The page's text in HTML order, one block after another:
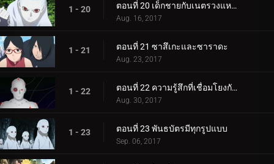
1 - 20 ตอนที่ 20 เด็กชายกับเนตรวงแหวน
Aug. 16, 2017
1 - 21 ตอนที่ 21 ซาสึเกะและซาราดะ
Aug. 23, 2017
1 - 22 ตอนที่ 22 ความรู้สึกที่เชื่อมโยงกัน
Aug. 30, 2017
1 - 23 ตอนที่ 23 พันธบัตรมีทุกรูปแบบ
Sep. 06, 2017